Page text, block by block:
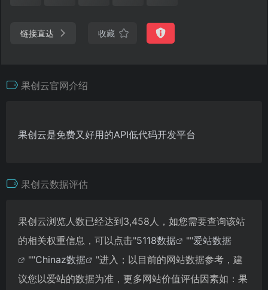
链接直达 收藏
果创云官网介绍
果创云是免费又好用的API低代码开发平台
果创云数据评估
果创云浏览人数已经达到3,458人，如您需要查询该站
的相关权重信息，可以点击"5118数据 ""爱站数据
""Chinaz数据
"进入；以目前的网站数据参考，建
议您以爱站的数据为准，更多网站价值评估因素如：果